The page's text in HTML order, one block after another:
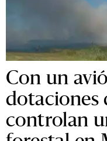
Con un
dotaciones
controlan